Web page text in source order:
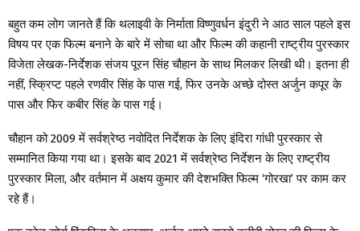
बहुत कम लोग जानते हैं कि थलाइवी के निर्माता विष्णुवर्धन इंदुरी ने आठ साल पहले इस
विषय पर एक फिल्म बनाने के बारे में सोचा था और फिल्म की कहानी राष्ट्रीय पुरस्कार
विजेता लेखक-निर्देशक संजय पूरन सिंह चौहान के साथ मिलकर लिखी थी। इतना ही
नहीं, स्क्रिप्ट पहले रणवीर सिंह के पास गई, फिर उनके अच्छे दोस्त अर्जुन कपूर के
पास और फिर कबीर सिंह के पास गई।
चौहान को 2009 में सर्वश्रेष्ठ नवोदित निर्देशक के लिए इंदिरा गांधी पुरस्कार से
सम्मानित किया गया था। इसके बाद 2021 में सर्वश्रेष्ठ निर्देशन के लिए राष्ट्रीय
पुरस्कार मिला, और वर्तमान में अक्षय कुमार की देशभक्ति फिल्म ‘गोरखा’ पर काम कर
रहे हैं।